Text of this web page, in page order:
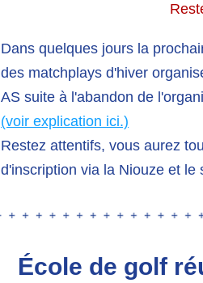
Dans quelques jours la
des matchplays d'hiver
(voir explication ici.)
Restez attentifs, vous aurez
d'inscription via la Niouze et le
École de golf